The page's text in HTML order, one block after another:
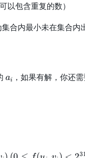
可以包含重复的数）
合内最小未在集合内
a
ai
，如果有解，你还
(